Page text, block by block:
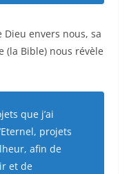
Dieu envers nous, sa
(la Bible) nous révèle
que j’ai
projets
afin de
et de